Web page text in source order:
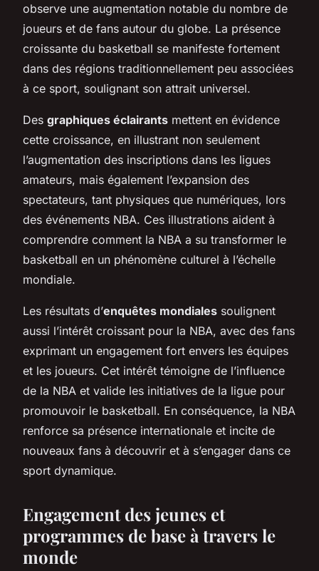
observe une augmentation notable du nombre de
joueurs et de fans autour du globe. La présence
croissante du basketball se manifeste fortement
dans des régions traditionnellement peu associées
à ce sport, soulignant son attrait universel.
Des graphiques éclairants mettent en évidence
cette croissance, en illustrant non seulement
l’augmentation des inscriptions dans les ligues
amateurs, mais également l’expansion des
spectateurs, tant physiques que numériques, lors
des événements NBA. Ces illustrations aident à
comprendre comment la NBA a su transformer le
basketball en un phénomène culturel à l’échelle
mondiale.
Les résultats d’enquêtes mondiales soulignent
aussi l’intérêt croissant pour la NBA, avec des fans
exprimant un engagement fort envers les équipes
et les joueurs. Cet intérêt témoigne de l’influence
de la NBA et valide les initiatives de la ligue pour
promouvoir le basketball. En conséquence, la NBA
renforce sa présence internationale et incite de
nouveaux fans à découvrir et à s’engager dans ce
sport dynamique.
Engagement des jeunes et
programmes de base à travers le
monde